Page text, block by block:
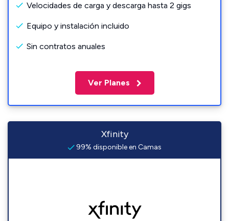
Velocidades de carga y descarga hasta 2 gigs
Equipo y instalación incluido
Sin contratos anuales
Ver Planes
Xfinity
99% disponible en Camas